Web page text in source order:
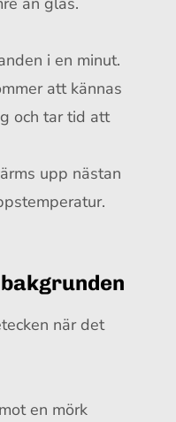
i en minut.
att kännas
och tar tid att
upp nästan
när det
en mörk